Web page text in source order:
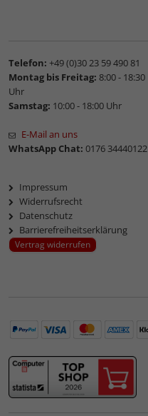
Telefon: +49 (0)30 23 59 490 81
Montag bis Freitag: 8:00 - 18:30
Uhr
Samstag: 10:00 - 18:00 Uhr
E-Mail an uns
WhatsApp Chat: 0176 34440122
Impressum
Widerrufsrecht
Datenschutz
Barrierefreiheitserklärung
Vertrag widerrufen